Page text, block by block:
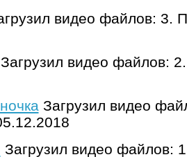
видео файлов: 3.
видео файлов:
Загрузил видео
Загрузил видео файлов: